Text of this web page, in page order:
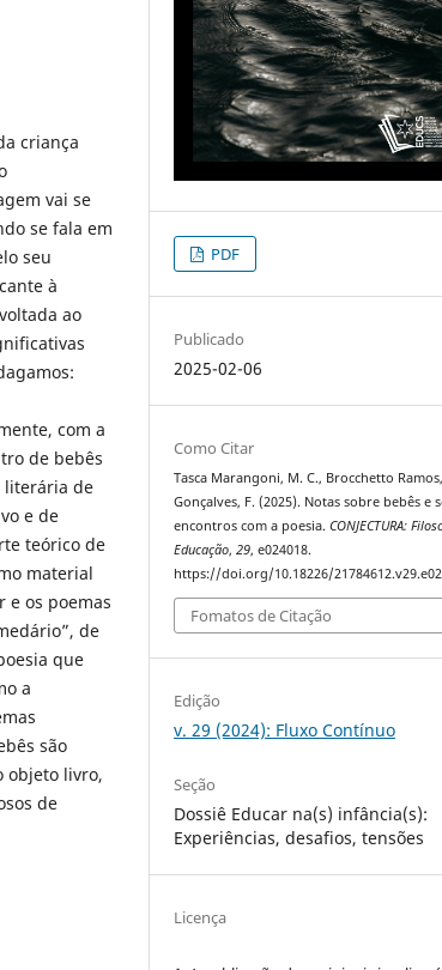
criança
vai se
se fala em
seu
à
ao
com a
de bebês
literária de
e de
teórico de
material
os poemas
de
que
a
são
objeto livro,
de
PDF
Publicado
2025-02-06
Como Citar
Tasca Marangoni, M. C., Brocchetto
Gonçalves, F. (2025). Notas sobre bebês e
encontros com a poesia.CONJECTURA:
Educação,29, e024018.
https://doi.org/10.18226/
Fomatos de Citação
Edição
v. 29 (2024): Fluxo Contínuo
Seção
Dossiê Educar na(s) infância(s):
Experiências, desafios, tensões
Licença